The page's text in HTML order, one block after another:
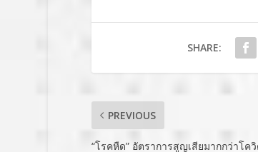
SHARE:
PREVIOUS
“โรคหืด” อัตราการสูญเสียมากกว่าโควิ